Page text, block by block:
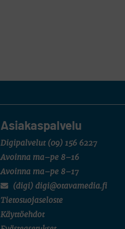
Asiakaspalvelu
Digipalvelut (09) 156 6227
Avoinna ma–pe 8–16
Avoinna ma–pe 8–17
(digi) digi@otavamedia.fi
Tietosuojaseloste
Käyttöehdot